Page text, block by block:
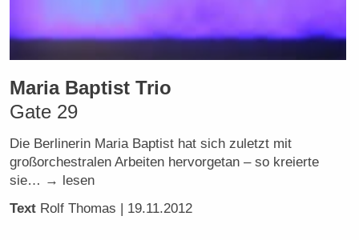
Maria Baptist Trio
Gate 29
Die Berlinerin Maria Baptist hat sich zuletzt mit
großorchestralen Arbeiten hervorgetan – so kreierte
sie… → lesen
Text Rolf Thomas | 19.11.2012